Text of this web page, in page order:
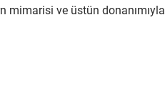
mimarisi ve üstün donanımıyla